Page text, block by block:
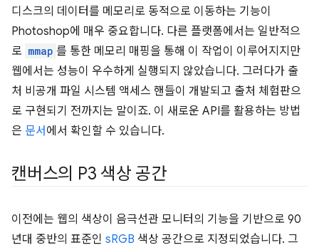
디스크의 데이터를 메모리로 동적으로 이동하는 기능이
Photoshop에 매우 중요합니다. 다른 플랫폼에서는 일반적으
로 mmap 를 통한 메모리 매핑을 통해 이 작업이 이루어지지만
웹에서는 성능이 우수하게 실행되지 않았습니다. 그러다가 출
처 비공개 파일 시스템 액세스 핸들이 개발되고 출처 체험판으
로 구현되기 전까지는 말이죠. 이 새로운 API를 활용하는 방법
은 문서 에서 확인할 수 있습니다.
캔버스의 P3 색상 공간
이전에는 웹의 색상이 음극선관 모니터의 기능을 기반으로 90
년대 중반의 표준인 sRGB 색상 공간으로 지정되었습니다. 그